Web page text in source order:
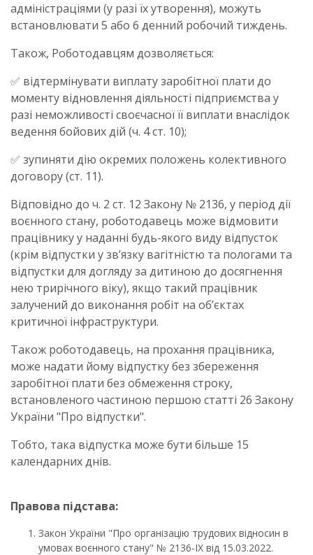
адміністраціями (у разі їх утворення), можуть
встановлювати 5 або 6 денний робочий тиждень.
Також, Роботодавцям дозволяється:
✅ відтермінувати виплату заробітної плати до
моменту відновлення діяльності підприємства у
разі неможливості своєчасної її виплати внаслідок
ведення бойових дій (ч. 4 ст. 10);
✅ зупиняти дію окремих положень колективного
договору (ст. 11).
Відповідно до ч. 2 ст. 12 Закону № 2136, у період дії
воєнного стану, роботодавець може відмовити
працівнику у наданні будь-якого виду відпусток
(крім відпустки у зв’язку вагітністю та пологами та
відпустки для догляду за дитиною до досягнення
нею трирічного віку), якщо такий працівник
залучений до виконання робіт на об’єктах
критичної інфраструктури.
Також роботодавець, на прохання працівника,
може надати йому відпустку без збереження
заробітної плати без обмеження строку,
встановленого частиною першою статті 26 Закону
України "Про відпустки".
Тобто, така відпустка може бути більше 15
календарних днів.
Правова підстава:
Закон України "Про організацію трудових відносин в
умовах воєнного стану" № 2136-ІХ від 15.03.2022.